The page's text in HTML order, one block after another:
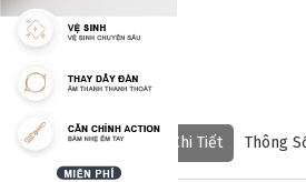
Mô Tả Chi Tiết Thông